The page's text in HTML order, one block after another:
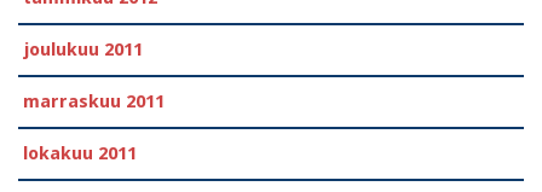
joulukuu 2011
marraskuu 2011
lokakuu 2011